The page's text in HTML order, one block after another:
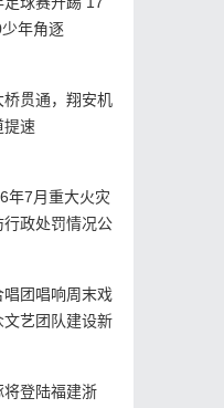
年角逐
桥贯通，翔安机
提速
年7月重大火灾
行政处罚情况公
唱团唱响周末戏
文艺团队建设新
将登陆福建浙